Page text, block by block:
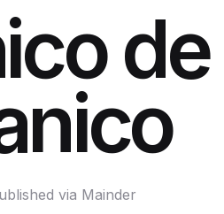
via Mainder